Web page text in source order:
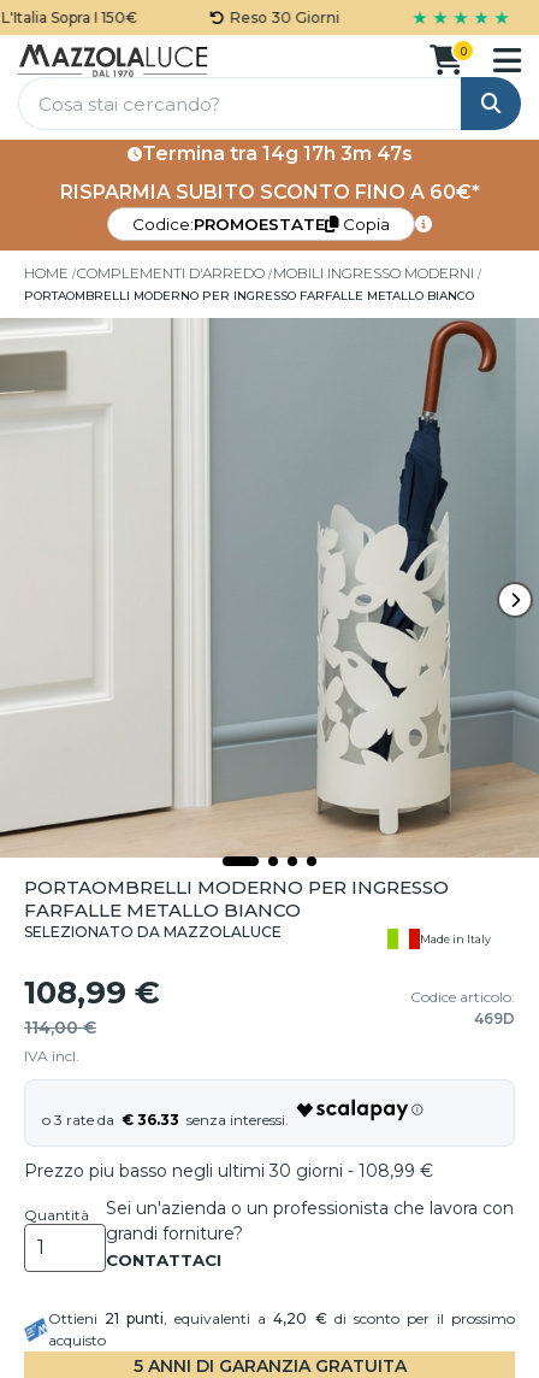
Sopra I 150€ Reso 30 Giorni ★ ★ ★ ★ ★
Cerca
0
Termina tra 14g 17h 3m 46s
RISPARMIA SUBITO SCONTO FINO A 60€*
Codice:PROMOESTATE Copia
HOME COMPLEMENTI D'ARREDO MOBILI INGRESSO MODERNI
PORTAOMBRELLI MODERNO PER INGRESSO FARFALLE METALLO BIANCO
PORTAOMBRELLI MODERNO PER INGRESSO
FARFALLE METALLO BIANCO
SELEZIONATO DA MAZZOLALUCE Made in Italy
108,99 €
114,00 €
IVA incl.
Codice articolo:
469D
€ 36.33
Prezzo piu basso negli ultimi 30 giorni - 108,99 €
Quantità
Sei un'azienda o un professionista che lavora con
grandi forniture?
Ottieni 21 punti, equivalenti a4,20 €di sconto per il prossimo
acquisto
5 ANNI DI GARANZIA GRATUITA